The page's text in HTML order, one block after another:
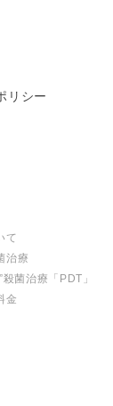
リシー
て
治療
菌治療「PDT」
金